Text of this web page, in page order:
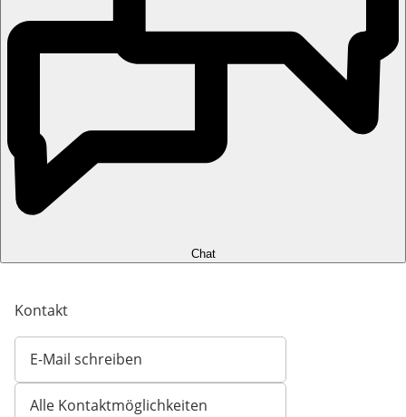
Chat
Kontakt
E-Mail schreiben
Öffnet E-Mail-Client
Alle Kontaktmöglichkeiten